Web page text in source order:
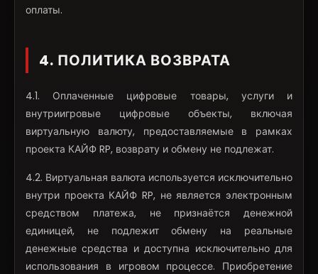
оплаты.
4. ПОЛИТИКА ВОЗВРАТА
4.1. Оплаченные цифровые товары, услуги и
внутриигровые цифровые объекты, включая
виртуальную валюту, предоставляемые в рамках
проекта КАЙФ RP, возврату и обмену не подлежат.
4.2. Виртуальная валюта используется исключительно
внутри проекта КАЙФ RP, не является электронным
средством платежа, не признаётся денежной
единицей, не подлежит обмену на реальные
денежные средства и доступна исключительно для
использования в игровом процессе. Приобретение